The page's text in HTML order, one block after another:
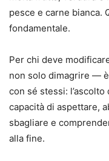
pesce e carne bianca.
fondamentale.
Per chi deve
non solo dimagrire —
con sé stessi:
capacità di aspettare,
sbagliare e
alla fine.